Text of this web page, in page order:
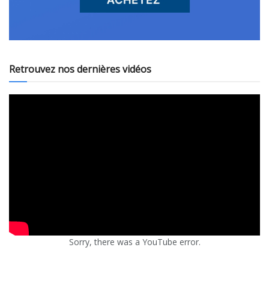
Retrouvez nos dernières vidéos
Sorry, there was a YouTube error.